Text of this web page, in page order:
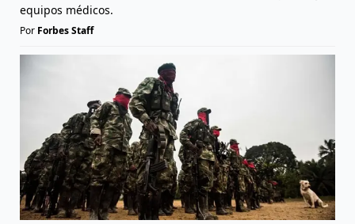
equipos médicos.
Por Forbes Staff